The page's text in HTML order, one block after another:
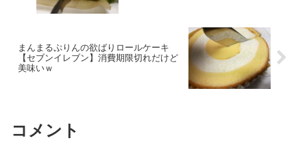
まんまるぷりんの欲ばりロールケーキ
【セブンイレブン】消費期限切れだけど
美味いｗ
コメント